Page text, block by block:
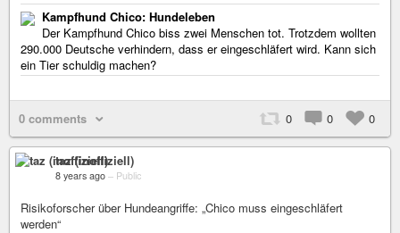
Kampfhund Chico: Hundeleben
Der Kampfhund Chico biss zwei Menschen tot. Trotzdem wollten
290.000 Deutsche verhindern, dass er eingeschläfert wird. Kann sich
ein Tier schuldig machen?
0 comments 0 0 0
taz (inoffiziell)
8 years ago – Public
Risikoforscher über Hundeangriffe: „Chico muss eingeschläfert
werden“